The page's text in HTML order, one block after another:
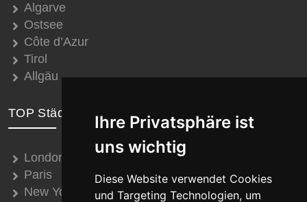
Ihre Privatsphäre ist
uns wichtig
Diese Website verwendet Cookies
und Targeting Technologien, um
Algarve
Ostsee
Côte d’Azur
Tirol
Allgäu
TOP Städte
London
Paris
New York